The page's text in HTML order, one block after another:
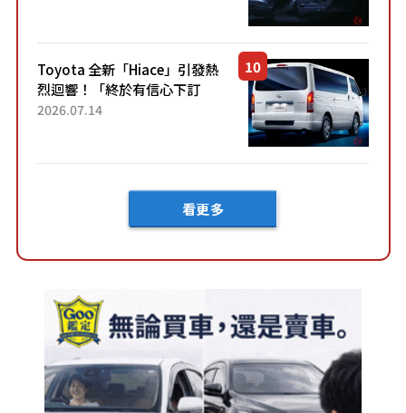
「三...
Toyota 全新「Hiace」引發熱
烈迴響！「終於有信心下訂
了！」「哪個等級交車最
車？...
2026.07.14
看更多